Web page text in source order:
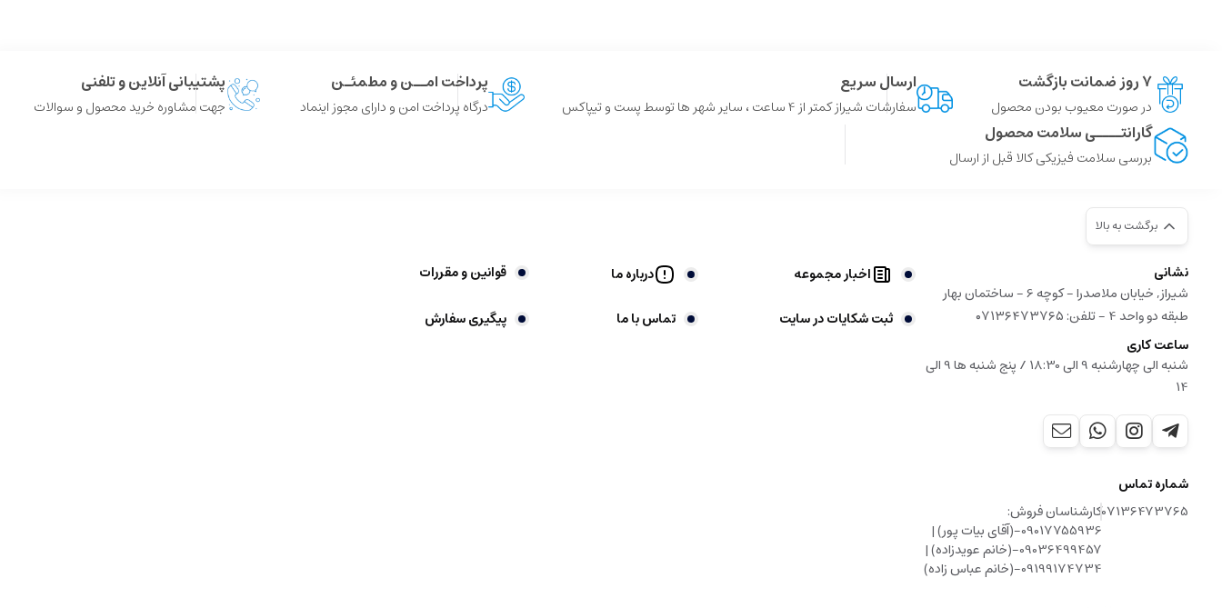
۷ روز ضمانت بازگشت
در صورت معیوب بودن محصول
ارسال سریع
سفارشات شیراز کمتر از 4 ساعت ، سایر شهر ها توسط پست و تیپاکس
پرداخت امــن و مطمئـن
درگاه پرداخت امن و دارای مجوز اینماد
پشتیبانی آنلاین و تلفنی
جهت مشاوره خرید محصول و سوالات
گارانتــــی سلامت محصول
بررسی سلامت فیزیکی کالا قبل از ارسال
برگشت به بالا
نشانی
شیراز, خیابان ملاصدرا - کوچه 6 - ساختمان بهار
طبقه دو واحد 4 - تلفن: ۰۷۱۳۶۴۷۳۷۶۵
ساعت کاری
شنبه الی چهارشنبه 9 الی 18:30 / پنج شنبه ها 9 الی
14
شماره تماس
07136473765کارشناسان فروش:
09017755936-(آقای بیات پور) |
09036499457-(خانم عویدزاده) |
09199174734-(خانم عباس زاده)
اخبار مجموعه درباره ما قوانین و مقررات
ثبت شکایات در سایت تماس با ما پیگیری سفارش